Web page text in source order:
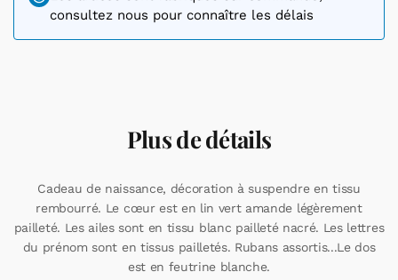
consultez nous pour connaître les délais
Plus de détails
Cadeau de naissance, décoration à suspendre en tissu
rembourré. Le cœur est en lin vert amande légèrement
pailleté. Les ailes sont en tissu blanc pailleté nacré. Les lettres
du prénom sont en tissus pailletés. Rubans assortis...Le dos
est en feutrine blanche.